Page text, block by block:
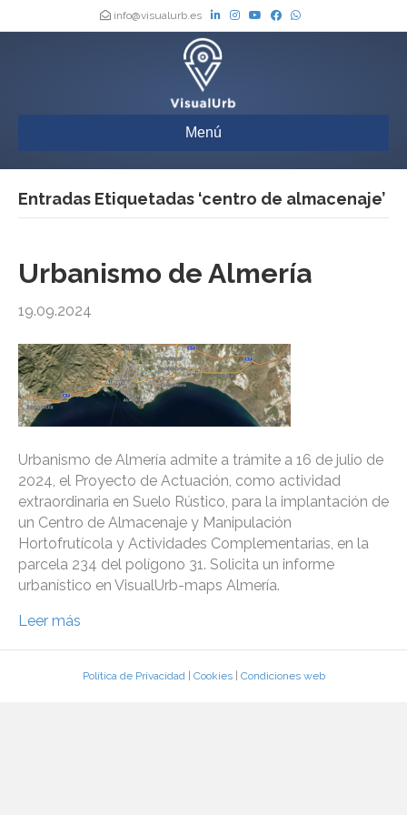
info@visualurb.es
Menú
Entradas Etiquetadas ‘centro de almacenaje’
Urbanismo de Almería
19.09.2024
Urbanismo de Almería admite a trámite a 16 de julio de
2024, el Proyecto de Actuación, como actividad
extraordinaria en Suelo Rústico, para la implantación de
un Centro de Almacenaje y Manipulación
Hortofrutícola y Actividades Complementarias, en la
parcela 234 del polígono 31. Solicita un informe
urbanístico en VisualUrb-maps Almería.
Leer más
Política de Privacidad| Cookies| Condiciones web